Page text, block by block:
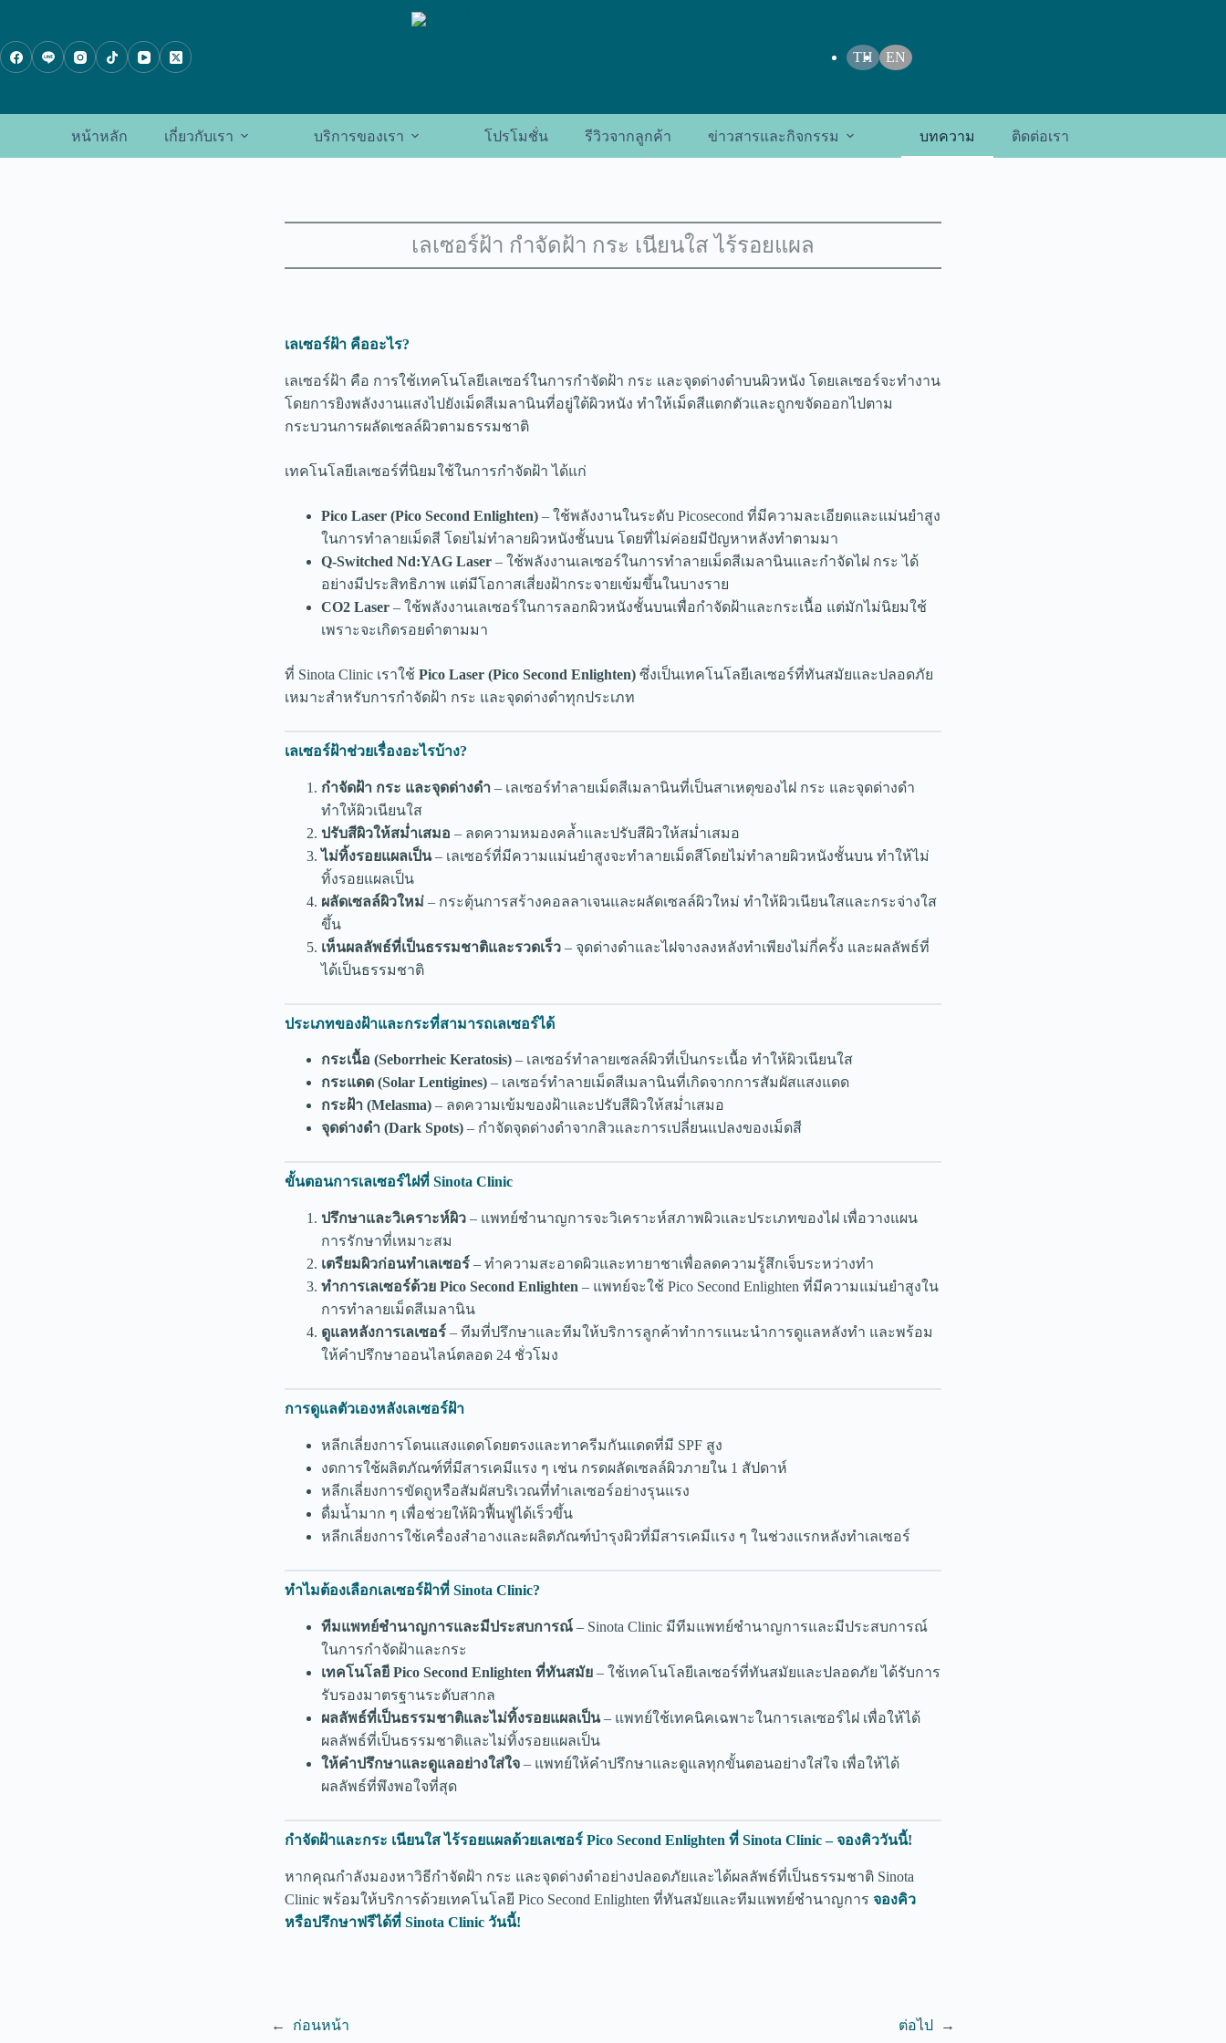
ที่
TH EN
หน้าหลัก เกี่ยวกับเรา บริการของเรา โปรโมชั่น รีวิวจากลูกค้า ข่าวสารและกิจกรรม บทความ ติดต่อเรา
เลเซอร์ฝ้า กำจัดฝ้า กระ เนียนใส ไร้รอยแผล
เลเซอร์ฝ้า คืออะไร?
เลเซอร์ฝ้า คือ การใช้เทคโนโลยีเลเซอร์ในการกำจัดฝ้า กระ และจุดด่างดำบนผิวหนัง โดยเลเซอร์จะทำงาน
โดยการยิงพลังงานแสงไปยังเม็ดสีเมลานินที่อยู่ใต้ผิวหนัง ทำให้เม็ดสีแตกตัวและถูกขจัดออกไปตาม
กระบวนการผลัดเซลล์ผิวตามธรรมชาติ
เทคโนโลยีเลเซอร์ที่นิยมใช้ในการกำจัดฝ้า ได้แก่
Pico Laser (Pico Second Enlighten) – ใช้พลังงานในระดับ Picosecond ที่มีความละเอียดและแม่นยำสูง
ในการทำลายเม็ดสี โดยไม่ทำลายผิวหนังชั้นบน โดยที่ไม่ค่อยมีปัญหาหลังทำตามมา
Q-Switched Nd:YAG Laser – ใช้พลังงานเลเซอร์ในการทำลายเม็ดสีเมลานินและกำจัดไฝ กระ ได้
อย่างมีประสิทธิภาพ แต่มีโอกาสเสี่ยงฝ้ากระจายเข้มขึ้นในบางราย
CO2 Laser – ใช้พลังงานเลเซอร์ในการลอกผิวหนังชั้นบนเพื่อกำจัดฝ้าและกระเนื้อ แต่มักไม่นิยมใช้
เพราะจะเกิดรอยดำตามมา
ที่ Sinota Clinic เราใช้ Pico Laser (Pico Second Enlighten) ซึ่งเป็นเทคโนโลยีเลเซอร์ที่ทันสมัยและปลอดภัย
เหมาะสำหรับการกำจัดฝ้า กระ และจุดด่างดำทุกประเภท
เลเซอร์ฝ้าช่วยเรื่องอะไรบ้าง?
กำจัดฝ้า กระ และจุดด่างดำ – เลเซอร์ทำลายเม็ดสีเมลานินที่เป็นสาเหตุของไฝ กระ และจุดด่างดำ
ทำให้ผิวเนียนใส
ปรับสีผิวให้สม่ำเสมอ – ลดความหมองคล้ำและปรับสีผิวให้สม่ำเสมอ
ไม่ทิ้งรอยแผลเป็น– เลเซอร์ที่มีความแม่นยำสูงจะทำลายเม็ดสีโดยไม่ทำลายผิวหนังชั้นบน ทำให้ไม่
ทิ้งรอยแผลเป็น
ผลัดเซลล์ผิวใหม่ – กระตุ้นการสร้างคอลลาเจนและผลัดเซลล์ผิวใหม่ ทำให้ผิวเนียนใสและกระจ่างใส
ขึ้น
เห็นผลลัพธ์ที่เป็นธรรมชาติและรวดเร็ว – จุดด่างดำและไฝจางลงหลังทำเพียงไม่กี่ครั้ง และผลลัพธ์ที่
ได้เป็นธรรมชาติ
ประเภทของฝ้าและกระที่สามารถเลเซอร์ได้
กระเนื้อ (Seborrheic Keratosis) – เลเซอร์ทำลายเซลล์ผิวที่เป็นกระเนื้อ ทำให้ผิวเนียนใส
กระแดด (Solar Lentigines) – เลเซอร์ทำลายเม็ดสีเมลานินที่เกิดจากการสัมผัสแสงแดด
กระฝ้า (Melasma) – ลดความเข้มของฝ้าและปรับสีผิวให้สม่ำเสมอ
จุดด่างดำ (Dark Spots) – กำจัดจุดด่างดำจากสิวและการเปลี่ยนแปลงของเม็ดสี
ขั้นตอนการเลเซอร์ไฝที่ Sinota Clinic
ปรึกษาและวิเคราะห์ผิว – แพทย์ชำนาญการจะวิเคราะห์สภาพผิวและประเภทของไฝ เพื่อวางแผน
การรักษาที่เหมาะสม
เตรียมผิวก่อนทำเลเซอร์ – ทำความสะอาดผิวและทายาชาเพื่อลดความรู้สึกเจ็บระหว่างทำ
ทำการเลเซอร์ด้วย Pico Second Enlighten – แพทย์จะใช้ Pico Second Enlighten ที่มีความแม่นยำสูงใน
การทำลายเม็ดสีเมลานิน
ดูแลหลังการเลเซอร์ – ทีมที่ปรึกษาและทีมให้บริการลูกค้าทำการแนะนำการดูแลหลังทำ และพร้อม
ให้คำปรึกษาออนไลน์ตลอด 24 ชั่วโมง
การดูแลตัวเองหลังเลเซอร์ฝ้า
หลีกเลี่ยงการโดนแสงแดดโดยตรงและทาครีมกันแดดที่มี SPF สูง
งดการใช้ผลิตภัณฑ์ที่มีสารเคมีแรง ๆ เช่น กรดผลัดเซลล์ผิวภายใน 1 สัปดาห์
หลีกเลี่ยงการขัดถูหรือสัมผัสบริเวณที่ทำเลเซอร์อย่างรุนแรง
ดื่มน้ำมาก ๆ เพื่อช่วยให้ผิวฟื้นฟูได้เร็วขึ้น
หลีกเลี่ยงการใช้เครื่องสำอางและผลิตภัณฑ์บำรุงผิวที่มีสารเคมีแรง ๆ ในช่วงแรกหลังทำเลเซอร์
ทำไมต้องเลือกเลเซอร์ฝ้าที่ Sinota Clinic?
ทีมแพทย์ชำนาญการและมีประสบการณ์ – Sinota Clinic มีทีมแพทย์ชำนาญการและมีประสบการณ์
ในการกำจัดฝ้าและกระ
เทคโนโลยี Pico Second Enlighten ที่ทันสมัย – ใช้เทคโนโลยีเลเซอร์ที่ทันสมัยและปลอดภัย ได้รับการ
รับรองมาตรฐานระดับสากล
ผลลัพธ์ที่เป็นธรรมชาติและไม่ทิ้งรอยแผลเป็น– แพทย์ใช้เทคนิคเฉพาะในการเลเซอร์ไฝ เพื่อให้ได้
ผลลัพธ์ที่เป็นธรรมชาติและไม่ทิ้งรอยแผลเป็น
ให้คำปรึกษาและดูแลอย่างใส่ใจ – แพทย์ให้คำปรึกษาและดูแลทุกขั้นตอนอย่างใส่ใจ เพื่อให้ได้
ผลลัพธ์ที่พึงพอใจที่สุด
กำจัดฝ้าและกระ เนียนใส ไร้รอยแผลด้วยเลเซอร์ Pico Second Enlighten ที่ Sinota Clinic – จองคิววันนี้!
หากคุณกำลังมองหาวิธีกำจัดฝ้า กระ และจุดด่างดำอย่างปลอดภัยและได้ผลลัพธ์ที่เป็นธรรมชาติ Sinota
Clinic พร้อมให้บริการด้วยเทคโนโลยี Pico Second Enlighten ที่ทันสมัยและทีมแพทย์ชำนาญการ จองคิว
หรือปรึกษาฟรีได้ที่ Sinota Clinic วันนี้!
← ก่อนหน้า ต่อไป →